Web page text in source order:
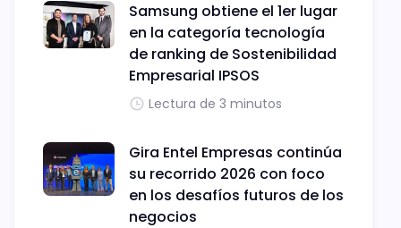
Samsung obtiene el 1er lugar
en la categoría tecnología
de ranking de Sostenibilidad
Empresarial IPSOS
Lectura de 3 minutos
Gira Entel Empresas continúa
su recorrido 2026 con foco
en los desafíos futuros de los
negocios